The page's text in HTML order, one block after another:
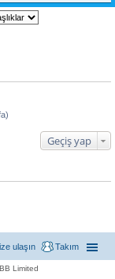
Geçiş yap
Takım
ulaşın
Limited